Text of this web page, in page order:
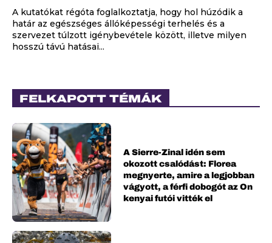
A kutatókat régóta foglalkoztatja, hogy hol húzódik a
határ az egészséges állóképességi terhelés és a
szervezet túlzott igénybevétele között, illetve milyen
hosszú távú hatásai...
FELKAPOTT TÉMÁK
A Sierre-Zinal idén sem
okozott csalódást: Florea
megnyerte, amire a legjobban
vágyott, a férfi dobogót az On
kenyai futói vitték el